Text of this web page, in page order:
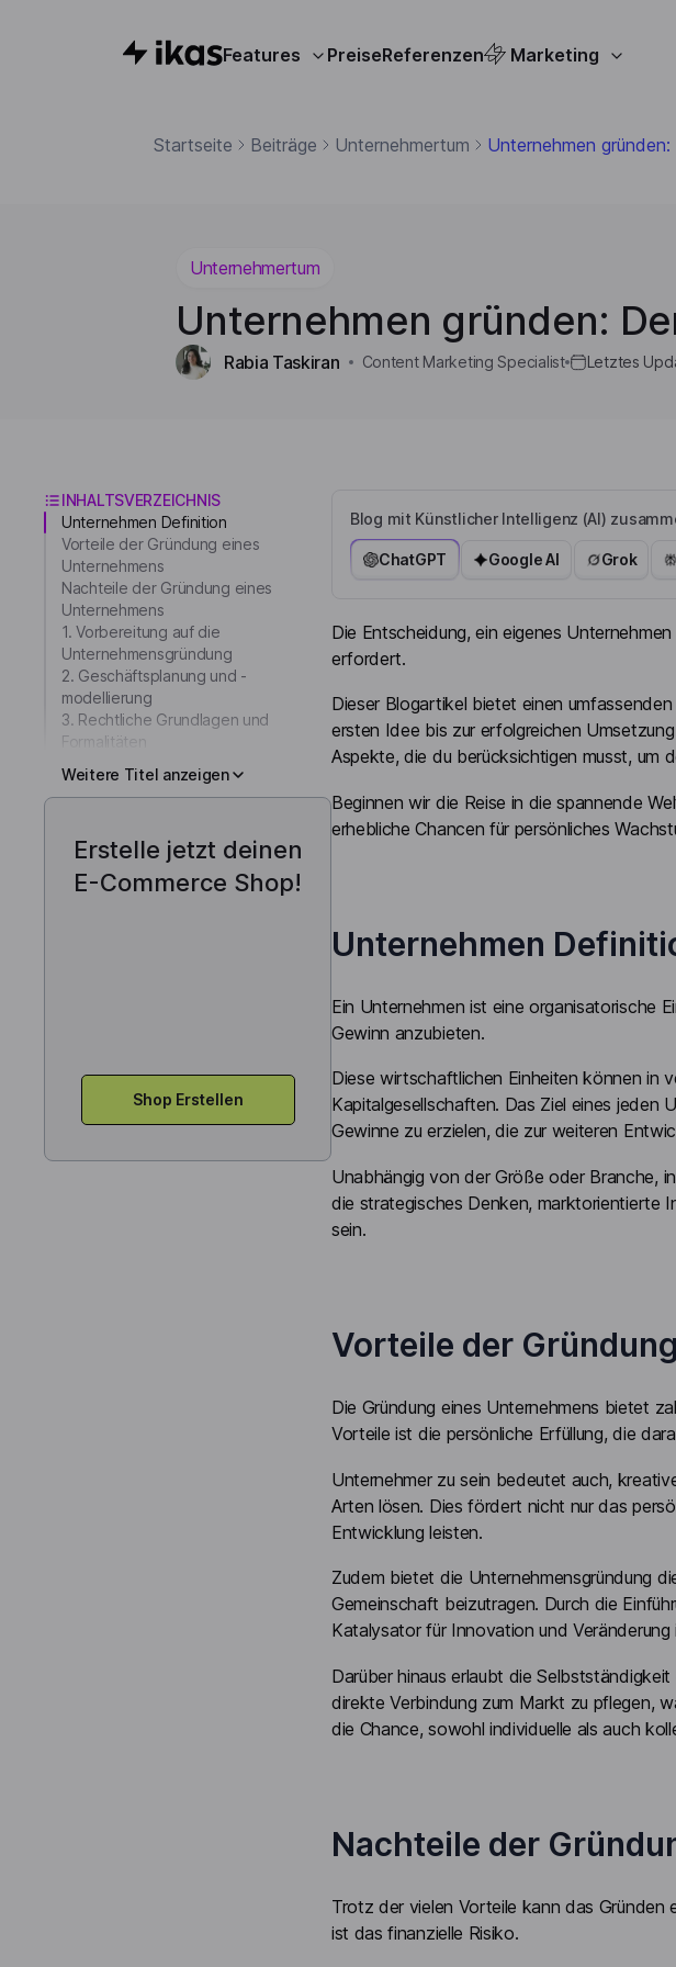
Features PreiseReferenzen Marketing
Startseite Beiträge Unternehmertum Unternehmen
Unternehmertum
Unternehmen gründen:
Rabia Taskiran Content Marketing Specialist Letztes
INHALTSVERZEICHNIS
Unternehmen Definition
Vorteile der Gründung eines
Unternehmens
Nachteile der Gründung eines
Unternehmens
1. Vorbereitung auf die
Unternehmensgründung
2. Geschäftsplanung und -
modellierung
3. Rechtliche Grundlagen und
Formalitäten
Weitere Titel anzeigen
Erstelle jetzt deinen
E-Commerce Shop!
Shop Erstellen
Blog mit Künstlicher Intelligenz (AI)
ChatGPT Google AI Grok
Die Entscheidung, ein eigenes
erfordert.
Dieser Blogartikel bietet einen
ersten Idee bis zur erfolgreichen
Aspekte, die du berücksichtigen musst, um
Beginnen wir die Reise in die spannende
erhebliche Chancen für persönliches
Unternehmen
Ein Unternehmen ist eine organisatorische
Gewinn anzubieten.
Diese wirtschaftlichen Einheiten können in
Kapitalgesellschaften. Das Ziel eines jeden
Gewinne zu erzielen, die zur weiteren
Unabhängig von der Größe oder Branche,
die strategisches Denken, marktorientierte
sein.
Vorteile der
Die Gründung eines Unternehmens bietet
Vorteile ist die persönliche Erfüllung, die
Unternehmer zu sein bedeutet auch,
Arten lösen. Dies fördert nicht nur das
Entwicklung leisten.
Zudem bietet die Unternehmensgründung
Gemeinschaft beizutragen. Durch die
Katalysator für Innovation und Veränderung
Darüber hinaus erlaubt die
direkte Verbindung zum Markt zu pflegen,
die Chance, sowohl individuelle als auch
Nachteile der
Trotz der vielen Vorteile kann das Gründen
ist das finanzielle Risiko.